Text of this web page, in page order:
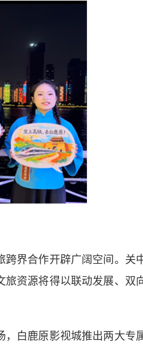
界合作开辟广阔空间。关
旅资源将得以联动发展、双
白鹿原影视城推出两大专